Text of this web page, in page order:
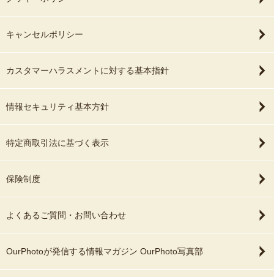
キャンセルポリシー
カスタマーハラスメントに対する基本指針
情報セキュリティ基本方針
特定商取引法に基づく表示
保険制度
よくあるご質問・お問い合わせ
OurPhotoが発信する情報マガジン OurPhoto写真部